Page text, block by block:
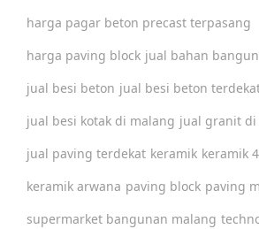
harga pagar beton precast terpasang
harga paving block jual bahan
jual besi beton jual besi beton
jual besi kotak di malang jual granit di
jual paving terdekat keramik keramik
keramik arwana paving block paving
supermarket bangunan malang